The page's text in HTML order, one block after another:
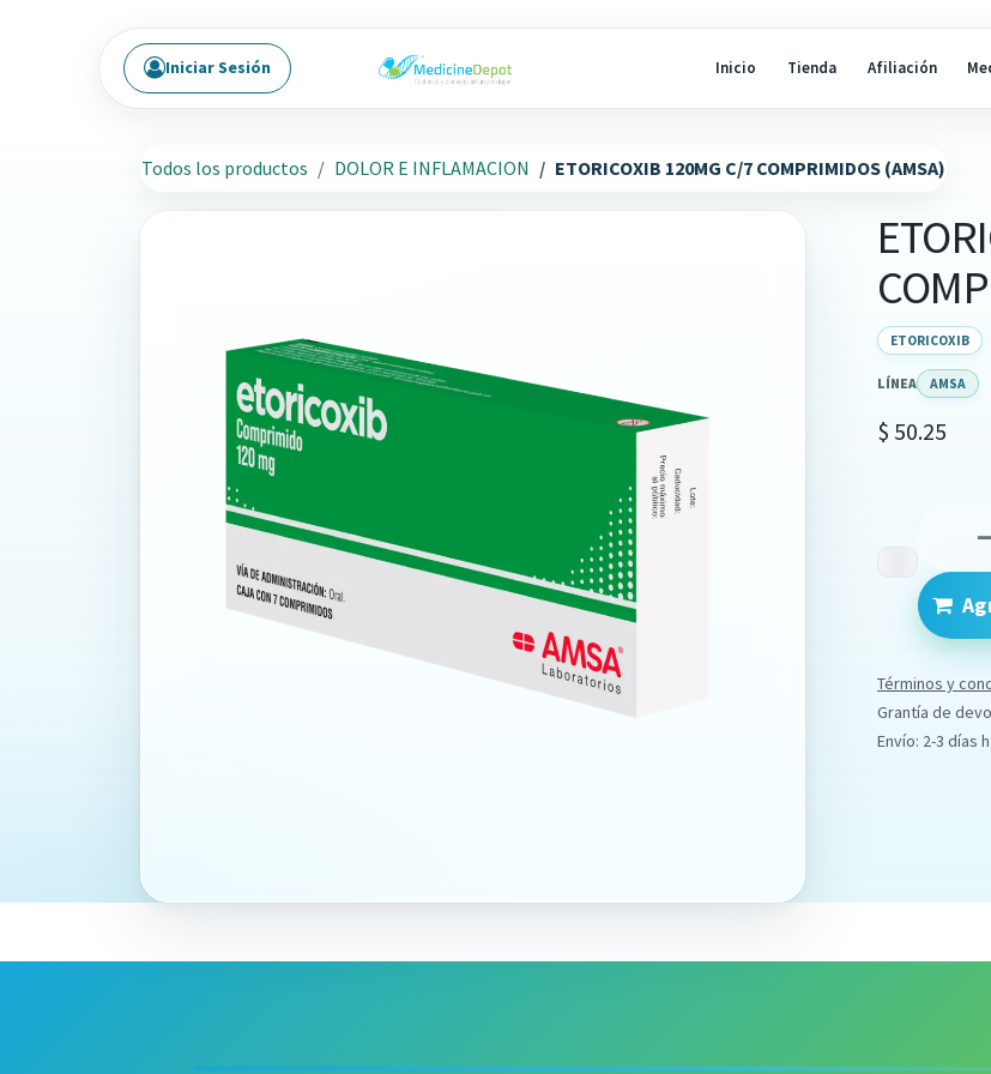
Inicio Tienda Afiliación
Iniciar Sesión
Todos los productos DOLOR E INFLAMACION ETORICOXIB 120MG C/7 COMPRIMIDOS (AMSA)
ETORICOXIB
LÍNEA AMSA
$ 50.25
Términos y
Grantía de
Envío: 2-3 días